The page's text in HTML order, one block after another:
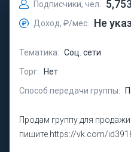
Подписчики, чел. 5,753
Доход, ₽/мес. Не
Тематика: Соц. сети
Торг:
Нет
Способ передачи группы:
Продам группу для
пишите https://vk.com/